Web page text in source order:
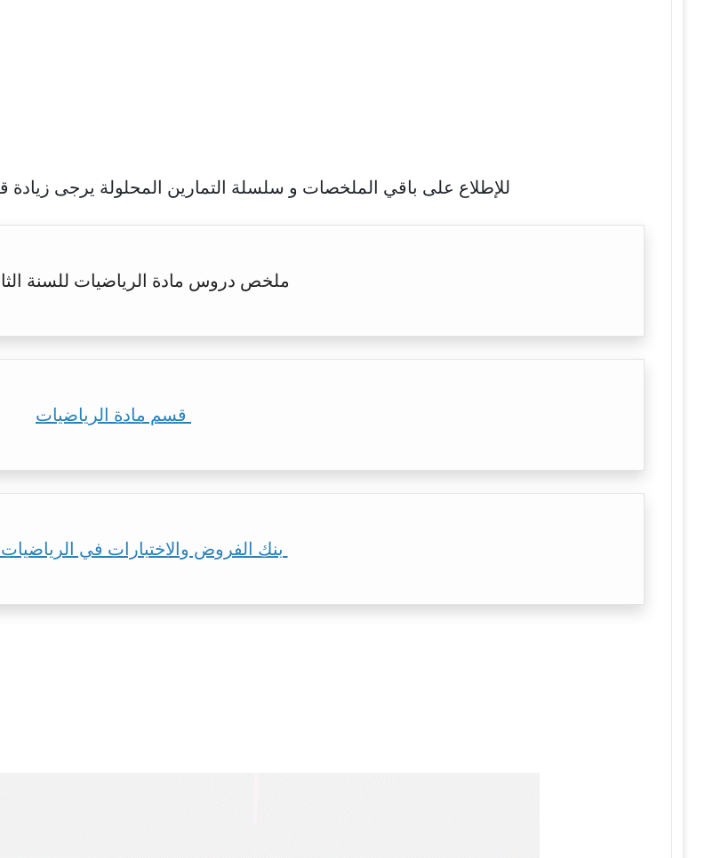
للإطلاع على باقي الملخصات و سلسلة التمارين المحلولة يرجى زيادة
ملخص دروس مادة الرياضيات للسنة
قسم مادة الرياضيات
بنك الفروض والاختبارات في الرياضيات 3